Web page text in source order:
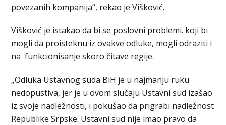
povezanih kompanija“, rekao je Višković.
Višković je istakao da bi se poslovni problemi. koji bi
mogli da proisteknu iz ovakve odluke, mogli odraziti i
na funkcionisanje skoro čitave regije.
„Odluka Ustavnog suda BiH je u najmanju ruku
nedopustiva, jer je u ovom slučaju Ustavni sud izašao
iz svoje nadležnosti, i pokušao da prigrabi nadležnost
Republike Srpske. Ustavni sud nije imao pravo da